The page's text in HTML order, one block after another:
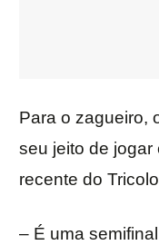
Para o zagueiro,
seu jeito de jogar
recente do
– É uma